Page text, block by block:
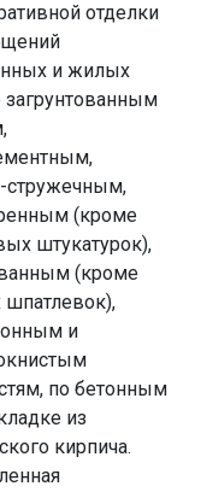
отделки
и жилых
загрунтованным
стружечным,
(кроме
штукатурок),
(кроме
и
по бетонным
из
кирпича.